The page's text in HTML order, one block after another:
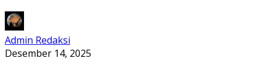
Admin Redaksi
Desember 14, 2025